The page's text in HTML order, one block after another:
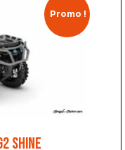
Promo !
SHINE